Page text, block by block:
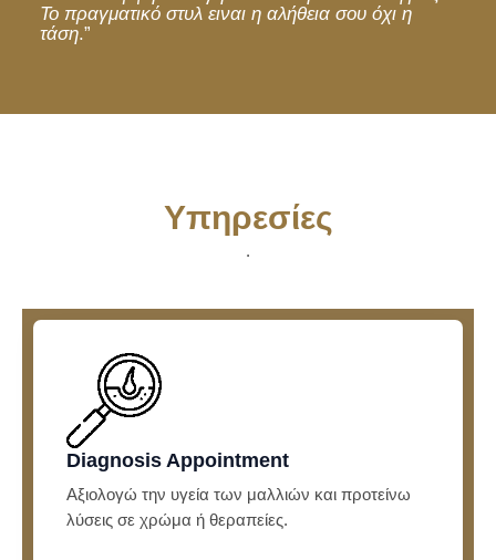
Το πραγματικό στυλ ειναι η αλήθεια σου όχι η
τάση.”
Υπηρεσίες
.​
Diagnosis Appointment
Αξιολογώ την υγεία των μαλλιών και προτείνω
λύσεις σε χρώμα ή θεραπείες.